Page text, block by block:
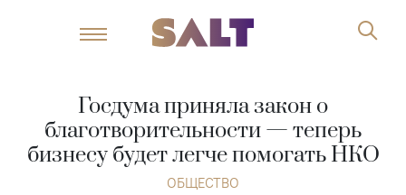
Госдума приняла закон о
благотворительности — теперь
бизнесу будет легче помогать НКО
ОБЩЕСТВО